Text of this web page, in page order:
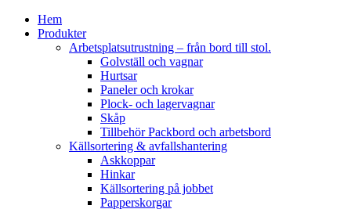
Hem
Produkter
Arbetsplatsutrustning – från bord till stol.
Golvställ och vagnar
Hurtsar
Paneler och krokar
Plock- och lagervagnar
Skåp
Tillbehör Packbord och arbetsbord
Källsortering & avfallshantering
Askkoppar
Hinkar
Källsortering på jobbet
Papperskorgar